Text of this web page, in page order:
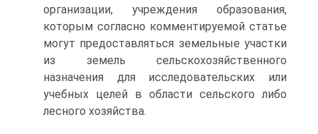
организации, учреждения образования,
которым согласно комментируемой статье
могут предоставляться земельные участки
из земель сельскохозяйствен­ного
назначения для исследовательских или
учебных целей в области сельского либо
лесного хозяйства.